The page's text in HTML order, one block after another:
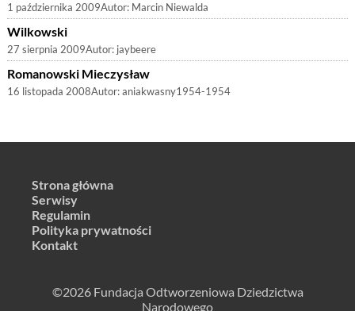
1 października 2009Autor: Marcin Niewalda
Wilkowski
27 sierpnia 2009Autor: jaybeere
Romanowski Mieczysław
16 listopada 2008Autor:aniakwasny1954-1954
Strona główna
Serwisy
Regulamin
Polityka prywatności
Kontakt
©2026 Fundacja Odtworzeniowa Dziedzictwa
Narodowego